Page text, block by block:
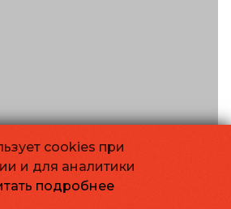
cookies при
и для аналитики
подробнее